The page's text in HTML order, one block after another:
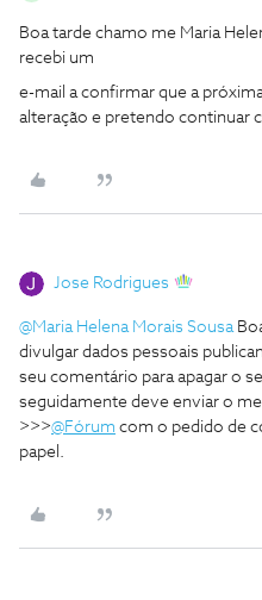
Boa tarde chamo me Maria
recebi um
e-mail a confirmar que a
alteração e pretendo continuar
Jose Rodrigues
@Maria Helena Morais Sousa
divulgar dados pessoais
seu comentário para apagar o
seguidamente deve enviar o
>>>@Fórum com o pedido de
papel.